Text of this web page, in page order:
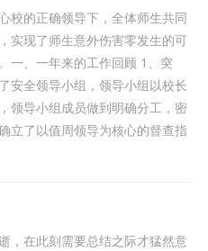
校的正确领导下，全体师生共同
实现了师生意外伤害零发生的可
一、一年来的工作回顾 1、突
安全领导小组，领导小组以校长
领导小组成员做到明确分工，密
立了以值周领导为核心的督查指
，在此刻需要总结之际才猛然意